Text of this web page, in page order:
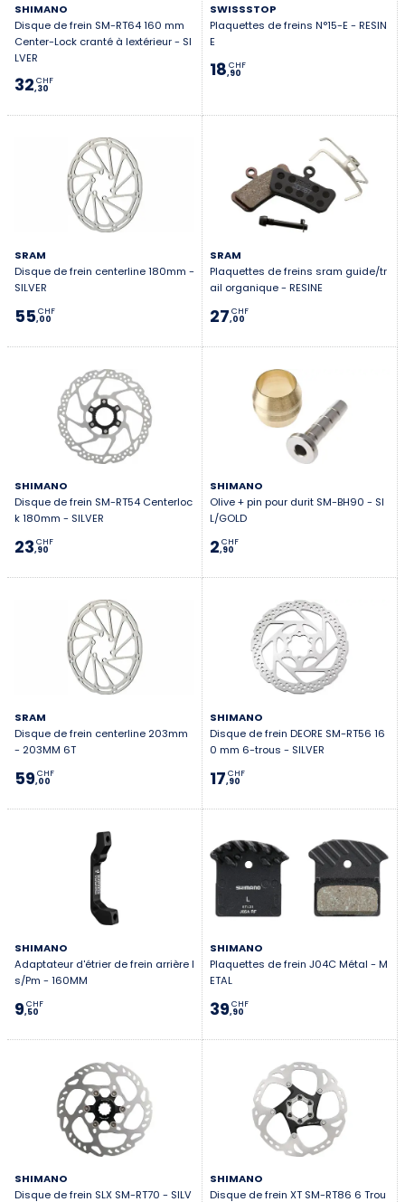
SHIMANO
Disque de frein SM-RT64 160 mm
Center-Lock cranté à lextérieur - SI
LVER
32,30
CHF
SWISSSTOP
Plaquettes de freins N°15-E - RESIN
E
18,90
CHF
SRAM
Disque de frein centerline 180mm -
SILVER
55,00
CHF
SRAM
Plaquettes de freins sram guide/tr
ail organique - RESINE
27,00
CHF
SHIMANO
Disque de frein SM-RT54 Centerloc
k 180mm - SILVER
23,90
CHF
SHIMANO
Olive + pin pour durit SM-BH90 - SI
L/GOLD
2,90
CHF
SRAM
Disque de frein centerline 203mm
- 203MM 6T
59,00
CHF
SHIMANO
Disque de frein DEORE SM-RT56 16
0 mm 6-trous - SILVER
17,90
CHF
SHIMANO
Adaptateur d'étrier de frein arrière I
s/Pm - 160MM
9,50
CHF
SHIMANO
Plaquettes de frein J04C Métal - M
ETAL
39,90
CHF
SHIMANO
Disque de frein SLX SM-RT70 - SILV
SHIMANO
Disque de frein XT SM-RT86 6 Trou